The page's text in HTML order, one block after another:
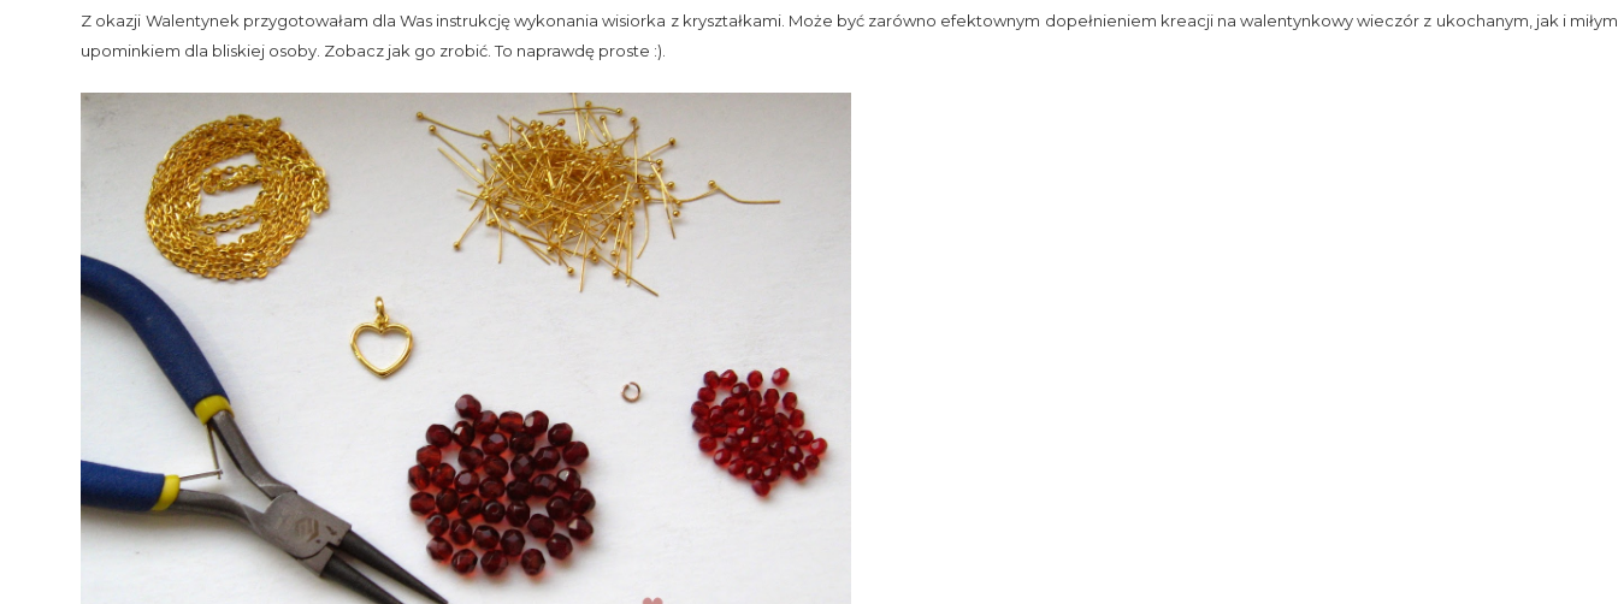
Z okazji Walentynek przygotowałam dla Was instrukcję wykonania wisiorka z kryształkami. Może być zarówno efektownym dopełnieniem kreacji na walentynkowy wieczór z ukochanym, jak i miłym
upominkiem dla bliskiej osoby. Zobacz jak go zrobić. To naprawdę proste :).